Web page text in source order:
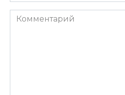
Комментарий